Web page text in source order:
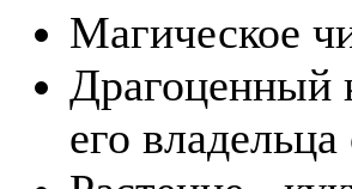
Магическое
Драгоценный
его